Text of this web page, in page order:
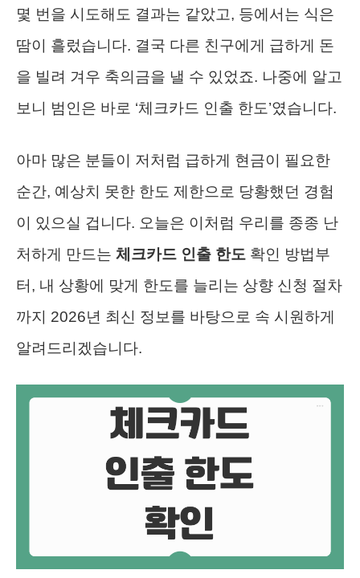
몇 번을 시도해도 결과는 같았고, 등에서는 식은
땀이 흘렀습니다. 결국 다른 친구에게 급하게 돈
을 빌려 겨우 축의금을 낼 수 있었죠. 나중에 알고
보니 범인은 바로 ‘체크카드 인출 한도’였습니다.
아마 많은 분들이 저처럼 급하게 현금이 필요한
순간, 예상치 못한 한도 제한으로 당황했던 경험
이 있으실 겁니다. 오늘은 이처럼 우리를 종종 난
처하게 만드는 체크카드 인출 한도 확인 방법부
터, 내 상황에 맞게 한도를 늘리는 상향 신청 절차
까지 2026년 최신 정보를 바탕으로 속 시원하게
알려드리겠습니다.